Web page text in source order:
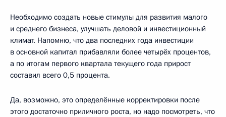
Необходимо создать новые стимулы для развития малого
и среднего бизнеса, улучшать деловой и инвестиционный
климат. Напомню, что два последних года инвестиции
в основной капитал прибавляли более четырёх процентов,
а по итогам первого квартала текущего года прирост
составил всего 0,5 процента.
Да, возможно, это определённые корректировки после
этого достаточно приличного роста, но надо посмотреть, что